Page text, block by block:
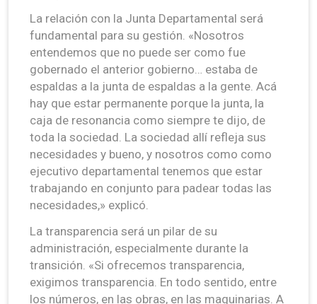
La relación con la Junta Departamental será
fundamental para su gestión. «Nosotros
entendemos que no puede ser como fue
gobernado el anterior gobierno… estaba de
espaldas a la junta de espaldas a la gente. Acá
hay que estar permanente porque la junta, la
caja de resonancia como siempre te dijo, de
toda la sociedad. La sociedad allí refleja sus
necesidades y bueno, y nosotros como como
ejecutivo departamental tenemos que estar
trabajando en conjunto para padear todas las
necesidades,» explicó.
La transparencia será un pilar de su
administración, especialmente durante la
transición. «Si ofrecemos transparencia,
exigimos transparencia. En todo sentido, entre
los números, en las obras, en las maquinarias. A